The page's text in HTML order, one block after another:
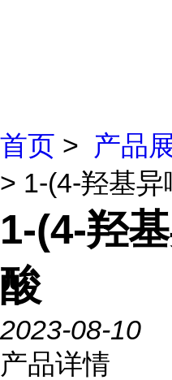
首页 > 产品
> 1-(4-羟基异
1-(4-羟
酸
2023-08-10
产品详情